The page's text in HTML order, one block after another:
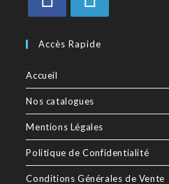
Accès Rapide
Accueil
Nos catalogues
Mentions Légales
Politique de Confidentialité
Conditions Générales de Vente